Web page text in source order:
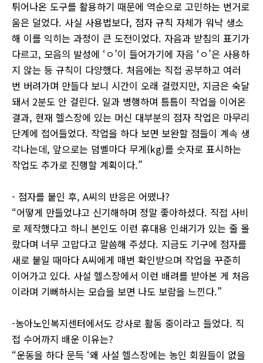
튀어나온 도구를 활용하기 때문에 역순으로 고민하는 번거로
움은 덜었다. 사실 사용법보다, 점자 규칙 자체가 워낙 생소
해 이를 익히는 과정이 큰 도전이었다. 자음과 받침의 표기가
다르고, 모음의 발성에 ‘ㅇ’이 들어가기에 자음 ‘ㅇ’은 사용하
지 않는 등 규칙이 다양했다. 처음에는 직접 공부하고 여러
번 버려가며 만들다 보니 시간이 오래 걸렸지만, 지금은 숙달
돼서 2분도 안 걸린다. 일과 병행하며 틈틈이 작업을 이어온
결과, 현재 헬스장에 있는 머신 대부분의 점자 작업은 마무리
단계에 접어들었다. 작업을 하다 보면 보완할 점들이 계속 생
각나는데, 앞으로는 덤벨마다 무게(kg)를 숫자로 표시하는
작업도 추가로 진행할 계획이다.”
- 점자를 붙인 후, A씨의 반응은 어땠나?
“어떻게 만들었냐고 신기해하며 정말 좋아하셨다. 직접 사비
로 제작했다고 하니 본인도 이런 휴대용 인쇄기가 있는 줄 몰
랐다며 너무 고맙다고 말씀해 주셨다. 지금도 기구에 점자를
새로 붙일 때마다 A씨에게 매번 확인받으며 작업을 꾸준히
이어가고 있다. 사설 헬스장에서 이런 배려를 받아본 게 처음
이라며 기뻐하시는 모습을 보면 나도 보람을 느낀다.”
-농아노인복지센터에서도 강사로 활동 중이라고 들었다. 직
접 수어까지 배운 이유는?
“운동을 하다 문득 ‘왜 사설 헬스장에는 농인 회원들이 없을